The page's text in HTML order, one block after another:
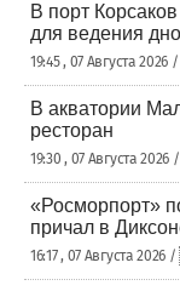
В порт
для ведения
19:45 , 07 Августа 2026
В акватории
ресторан
19:30 , 07 Августа 2026
«Росморпорт»
причал в
16:17 , 07 Августа 2026 /